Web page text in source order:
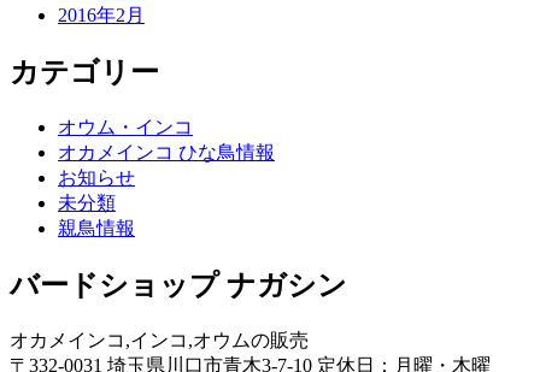
2016年2月
カテゴリー
オウム・インコ
オカメインコ ひな鳥情報
お知らせ
未分類
親鳥情報
バードショップ ナガシン
オカメインコ,インコ,オウムの販売
〒332-0031 埼玉県川口市青木3-7-10 定休日：月曜・木曜